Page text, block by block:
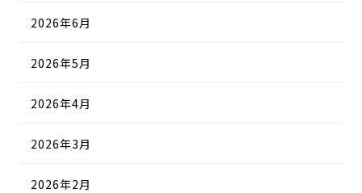
2026年6月
2026年5月
2026年4月
2026年3月
2026年2月